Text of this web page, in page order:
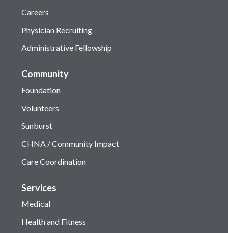
Careers
Physician Recruiting
Administrative Fellowship
Community
Foundation
Volunteers
Sunburst
CHNA / Community Impact
Care Coordination
Services
Medical
Health and Fitness